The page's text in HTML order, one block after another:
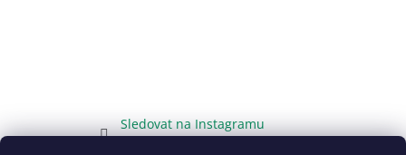
Sledovat na Instagramu